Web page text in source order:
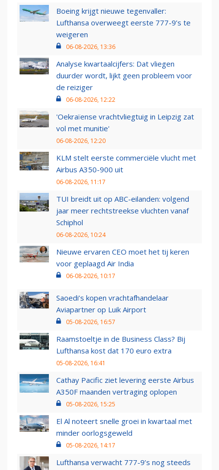
Boeing krijgt nieuwe tegenvaller:
Lufthansa overweegt eerste 777-9’s te
weigeren
06-08-2026, 13:36
Analyse kwartaalcijfers: Dat vliegen
duurder wordt, lijkt geen probleem voor
de reiziger
06-08-2026, 12:22
'Oekraïense vrachtvliegtuig in Leipzig zat
vol met munitie'
06-08-2026, 12:20
KLM stelt eerste commerciële vlucht met
Airbus A350-900 uit
06-08-2026, 11:17
TUI breidt uit op ABC-eilanden: volgend
jaar meer rechtstreekse vluchten vanaf
Schiphol
06-08-2026, 10:24
Nieuwe ervaren CEO moet het tij keren
voor geplaagd Air India
06-08-2026, 10:17
Saoedi’s kopen vrachtafhandelaar
Aviapartner op Luik Airport
05-08-2026, 16:57
Raamstoeltje in de Business Class? Bij
Lufthansa kost dat 170 euro extra
05-08-2026, 16:41
Cathay Pacific ziet levering eerste Airbus
A350F maanden vertraging oplopen
05-08-2026, 15:25
El Al noteert snelle groei in kwartaal met
minder oorlogsgeweld
05-08-2026, 14:17
Lufthansa verwacht 777-9’s nog steeds